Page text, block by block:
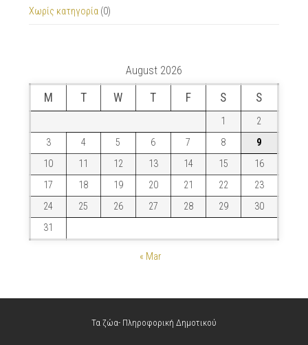
Χωρίς κατηγορία(0)
August 2026
M T W T F S S
1
2
3
4 5 6 7 8
9
10
11 12 13 14 15
16
17
18 19 20 21 22
23
24
25 26 27 28 29
30
31
« Mar
Τα ζώα- Πληροφορική Δημοτικού